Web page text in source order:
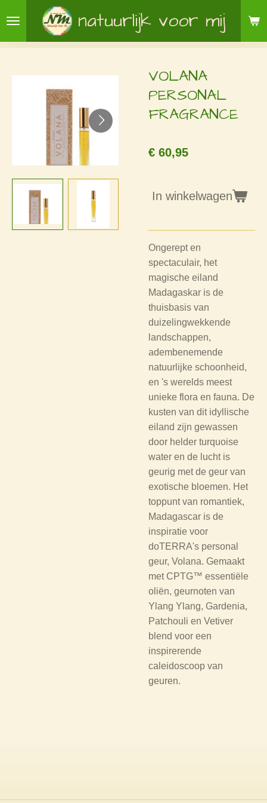
direct
naar
natuurlijk voor mij
VOLANA
PERSONAL
FRAGRANCE
€ 60,95
In winkelwagen
Ongerept en
spectaculair, het
magische eiland
Madagaskar is de
thuisbasis van
duizelingwekkende
landschappen,
adembenemende
natuurlijke schoonheid,
en 's werelds meest
unieke flora en fauna. De
kusten van dit idyllische
eiland zijn gewassen
door helder turquoise
water en de lucht is
geurig met de geur van
exotische bloemen. Het
toppunt van romantiek,
Madagascar is de
inspiratie voor
doTERRA's personal
geur, Volana. Gemaakt
met CPTG™ essentiële
oliën, geurnoten van
Ylang Ylang, Gardenia,
Patchouli en Vetiver
blend voor een
inspirerende
caleidoscoop van
geuren.